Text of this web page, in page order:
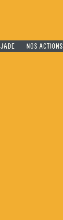
JADE NOS ACTIONS